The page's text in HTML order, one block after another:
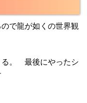
で龍が如くの世界観
る。 最後にやったシ